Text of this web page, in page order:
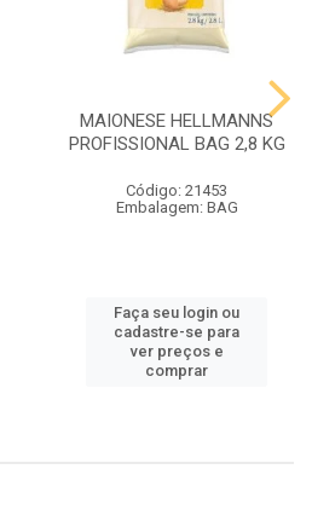
MAIONESE HELLMANNS
PROFISSIONAL BAG 2,8 KG
Código: 21453
Embalagem: BAG
Faça seu login ou
cadastre-se para
ver preços e
comprar